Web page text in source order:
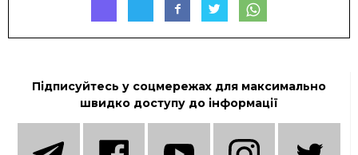
Підписуйтесь у соцмережах для максимально
швидко доступу до інформації